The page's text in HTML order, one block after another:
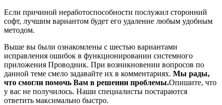
Если причиной неработоспособности послужил сторонний
софт, лучшим вариантом будет его удаление любым удобным
методом.
Выше вы были ознакомлены с шестью вариантами
исправления ошибок в функционировании системного
приложения Проводник. При возникновении вопросов по
данной теме смело задавайте их в комментариях. Мы рады,
что смогли помочь Вам в решении проблемы.Опишите, что
у вас не получилось. Наши специалисты постараются
ответить максимально быстро.